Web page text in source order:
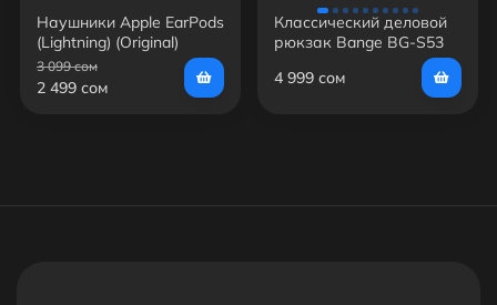
Наушники Apple EarPods
(Lightning) (Original)
3 099 сом
2 499 сом
Классический деловой
рюкзак Bange BG-S53
4 999 сом